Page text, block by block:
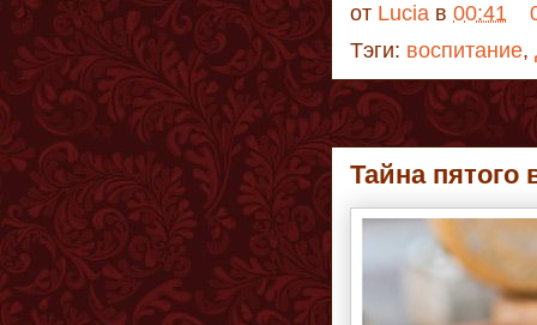
от Lucia в 00:41
Тэги: воспитание,
Тайна пятого